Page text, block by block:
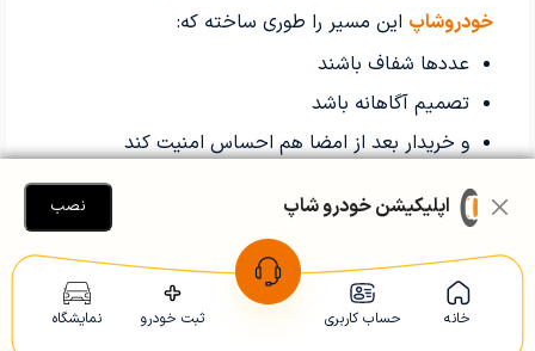
خودروشاپ این مسیر را طوری ساخته که:
عددها شفاف باشند
تصمیم آگاهانه باشد
و خریدار بعد از امضا هم احساس امنیت کند
🔍 مشاهده خودروهای قابل خرید
اقساطی
خانه حساب کاربری ثبت خودرو نمایشگاه
اپلیکیشن خودرو شاپ نصب